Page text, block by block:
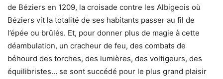
de Béziers en 1209, la croisade contre les Albigeois où
Béziers vit la totalité de ses habitants passer au fil de
l’épée ou brûlés. Et, pour donner plus de magie à cette
déambulation, un cracheur de feu, des combats de
béhourd des torches, des lumières, des voltigeurs, des
équilibristes… se sont succédé pour le plus grand plaisir